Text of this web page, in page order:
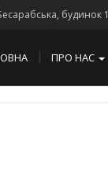
будинок 1
ПРО НАС